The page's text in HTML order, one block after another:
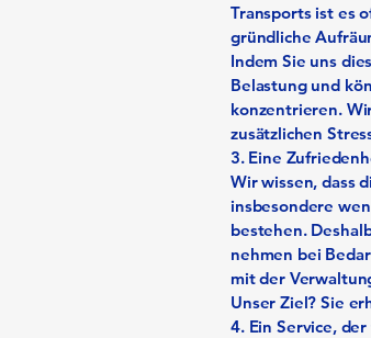
Transports ist es
gründliche
Indem Sie uns
Belastung und
konzentrieren.
zusätzlichen
3.⁠ ⁠Eine
Wir wissen, dass
insbesondere
bestehen.
nehmen bei
mit der
Unser Ziel? Sie
4. Ein Service,